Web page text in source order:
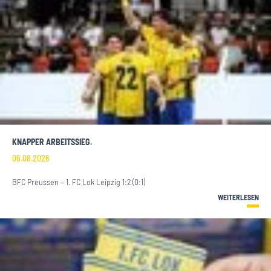
KNAPPER ARBEITSSIEG.
06.08.2026
BFC Preussen – 1. FC Lok Leipzig 1:2 (0:1)
WEITERLESEN